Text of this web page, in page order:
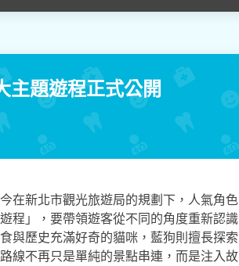
主題遊程正式公開
在新北市觀光旅遊局的規劃下，人氣角色
程」，要帶領遊客從不同的角度重新認識
與歷史充滿好奇的貓咪，藍狗則擅長探索
線不再只是單純的景點串連，而是注入故